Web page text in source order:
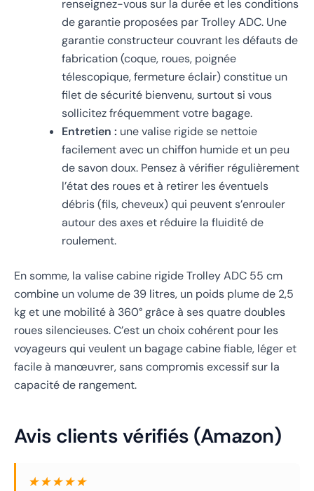
renseignez-vous sur la durée et les conditions
de garantie proposées par Trolley ADC. Une
garantie constructeur couvrant les défauts de
fabrication (coque, roues, poignée
télescopique, fermeture éclair) constitue un
filet de sécurité bienvenu, surtout si vous
sollicitez fréquemment votre bagage.
Entretien : une valise rigide se nettoie
facilement avec un chiffon humide et un peu
de savon doux. Pensez à vérifier régulièrement
l’état des roues et à retirer les éventuels
débris (fils, cheveux) qui peuvent s’enrouler
autour des axes et réduire la fluidité de
roulement.
En somme, la valise cabine rigide Trolley ADC 55 cm
combine un volume de 39 litres, un poids plume de 2,5
kg et une mobilité à 360° grâce à ses quatre doubles
roues silencieuses. C’est un choix cohérent pour les
voyageurs qui veulent un bagage cabine fiable, léger et
facile à manœuvrer, sans compromis excessif sur la
capacité de rangement.
Avis clients vérifiés (Amazon)
★★★★★